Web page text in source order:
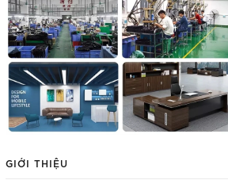
GIỚI THIỆU